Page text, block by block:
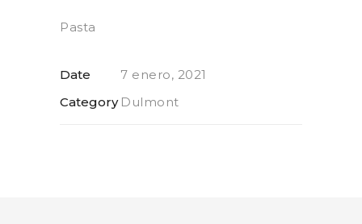
Pasta
Date
7 enero, 2021
Category Dulmont